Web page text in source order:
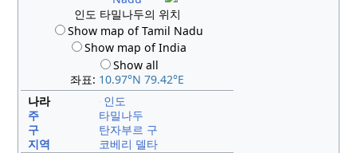
인도 타밀나두의 위치
Show map of Tamil Nadu
Show map of India
Show all
좌표: 10.97°N 79.42°E
나라
인도
주
타밀나두
구
탄자부르 구
지역
코베리 델타